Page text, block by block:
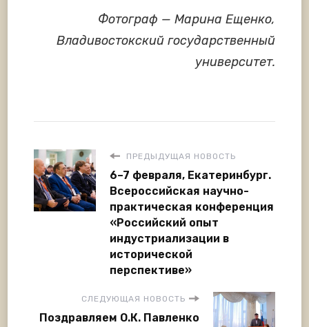
Фотограф — Марина Ещенко,
Владивостокский государственный
университет.
ПРЕДЫДУЩАЯ НОВОСТЬ
6–7 февраля, Екатеринбург.
Всероссийская научно-
практическая конференция
«Российский опыт
индустриализации в
исторической
перспективе»
СЛЕДУЮЩАЯ НОВОСТЬ
Поздравляем О.К. Павленко